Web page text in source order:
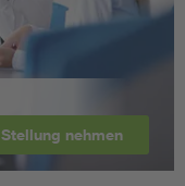
Stellung nehmen